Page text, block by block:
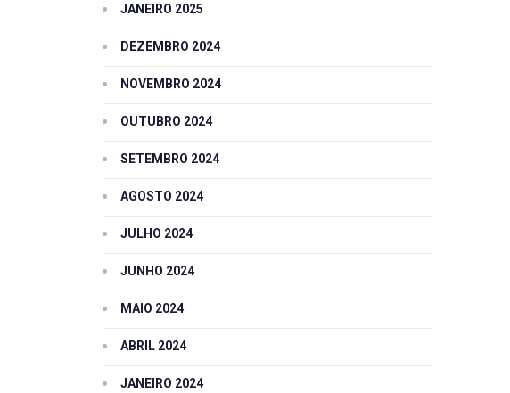
JANEIRO 2025
DEZEMBRO 2024
NOVEMBRO 2024
OUTUBRO 2024
SETEMBRO 2024
AGOSTO 2024
JULHO 2024
JUNHO 2024
MAIO 2024
ABRIL 2024
JANEIRO 2024